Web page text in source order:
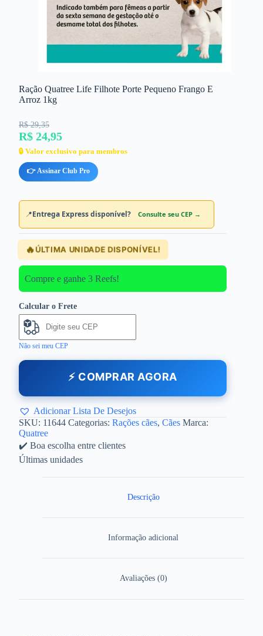
Ração Quatree Life Filhote Porte Pequeno Frango E
Arroz 1kg
R$ 29,35
R$ 24,95
🔒 Valor exclusivo para membros
👉 Assinar Club Pro
📍Entrega Express disponível? Consulte seu CEP →
🔥ÚLTIMA UNIDADE DISPONÍVEL!
Compre e ganhe 3 Reefs!
Calcular o Frete
Não sei meu CEP
⚡ COMPRAR AGORA
Adicionar Lista De Desejos
SKU: 11644 Categorias: Rações cães, Cães Marca:
Quatree
✔️ Boa escolha entre clientes
Últimas unidades
Descrição
Informação adicional
Avaliações (0)